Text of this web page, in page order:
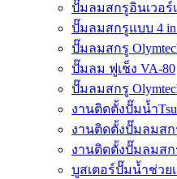
ปั๊มลมสกรูอินเวอร์เ
ปั๊มลมสกรูแบบ 4 in
ปั๊มลมสกรู
ปั๊มลม ฟูเช็ง VA-80
ปั๊มลมสกรู
งานติดตั้งปั๊มน้ำ
งานติดตั้งปั๊มลมสก
งานติดตั้งปั๊มลมสก
บูสเตอร์ปั๊มน้ำช่วย